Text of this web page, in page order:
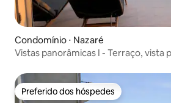
Condomínio ⋅ Nazaré
Vistas panorâmicas I -
Preferido dos hóspedes
Preferido dos hóspedes